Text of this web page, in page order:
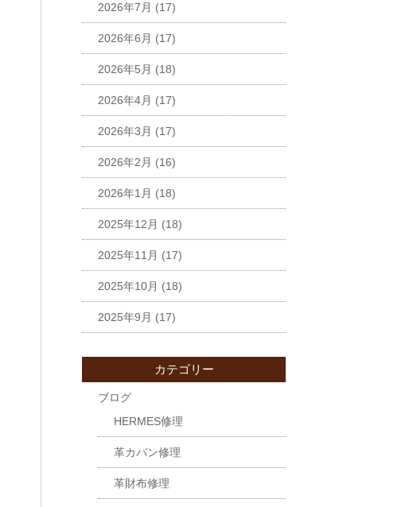
2026年7月 (17)
2026年6月 (17)
2026年5月 (18)
2026年4月 (17)
2026年3月 (17)
2026年2月 (16)
2026年1月 (18)
2025年12月 (18)
2025年11月 (17)
2025年10月 (18)
2025年9月 (17)
カテゴリー
ブログ
HERMES修理
革カバン修理
革財布修理